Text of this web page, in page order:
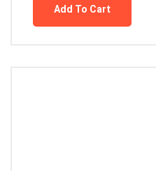
Add To Cart